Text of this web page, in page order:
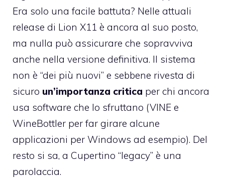
Era solo una facile battuta? Nelle attuali
release di Lion X11 è ancora al suo posto,
ma nulla può assicurare che sopravviva
anche nella versione definitiva. Il sistema
non è “dei più nuovi” e sebbene rivesta di
sicuro un’importanza critica per chi ancora
usa software che lo sfruttano (VINE e
WineBottler per far girare alcune
applicazioni per Windows ad esempio). Del
resto si sa, a Cupertino “legacy” è una
parolaccia.